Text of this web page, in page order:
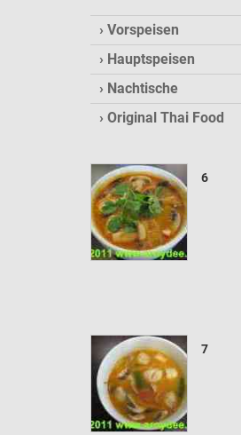
Vorspeisen
Hauptspeisen
Nachtische
Original Thai Food
6
7